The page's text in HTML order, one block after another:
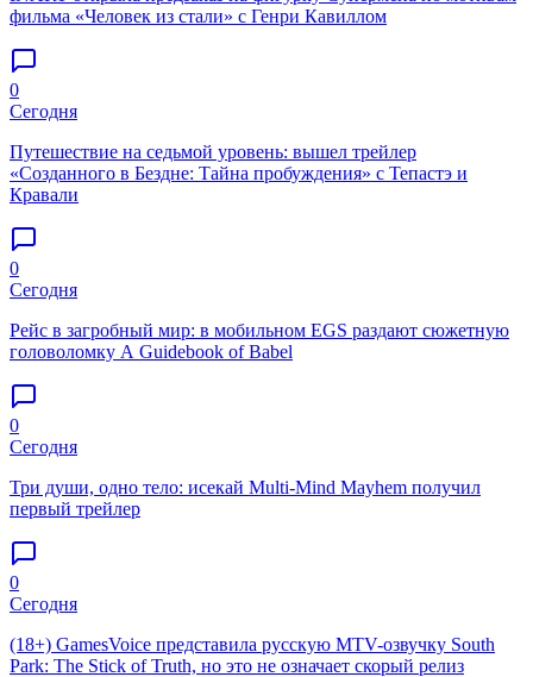
фильма «Человек из стали» с Генри Кавиллом
0
Сегодня
Путешествие на седьмой уровень: вышел трейлер
«Созданного в Бездне: Тайна пробуждения» c Тепастэ и
Кравали
0
Сегодня
Рейс в загробный мир: в мобильном EGS раздают сюжетную
головоломку A Guidebook of Babel
0
Сегодня
Три души, одно тело: исекай Multi-Mind Mayhem получил
первый трейлер
0
Сегодня
(18+) GamesVoice представила русскую MTV-озвучку South
Park: The Stick of Truth, но это не означает скорый релиз